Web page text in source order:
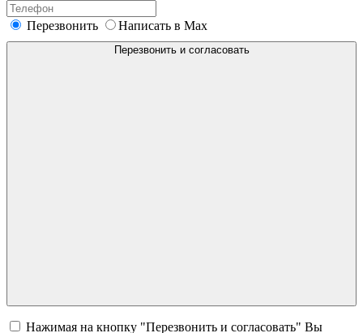
Перезвонить Написать в Max
Перезвонить и согласовать
Нажимая на кнопку "Перезвонить и согласовать" Вы